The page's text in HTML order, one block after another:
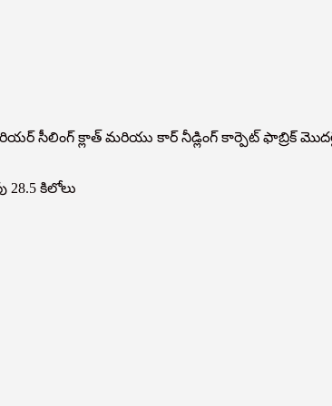
సీలింగ్ క్లాత్ మరియు కార్ నీడ్లింగ్ కార్పెట్ ఫాబ్రిక్
కిలోలు